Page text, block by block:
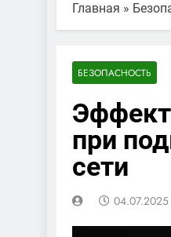
Главная »
БЕЗОПАСНОСТЬ
при
сети
04.07.2025